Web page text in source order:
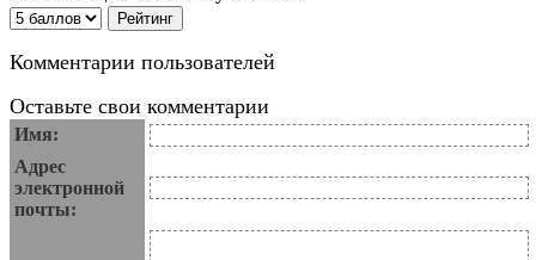
Комментарии пользователей
Оставьте свои комментарии
Имя:
Адрес
электронной
почты: